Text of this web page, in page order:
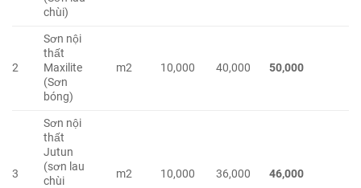
chùi)
2
Sơn nội
thất
Maxilite
(Sơn
bóng)
m2 10,000 40,000 50,000
3
Sơn nội
thất
Jutun
(sơn lau
chùi
m2 10,000 36,000 46,000